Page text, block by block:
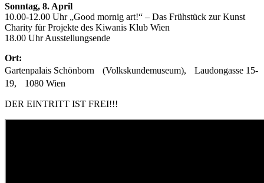
Sonntag, 8. April
10.00-12.00 Uhr „Good mornig art!“ – Das Frühstück zur Kunst
Charity für Projekte des Kiwanis Klub Wien
18.00 Uhr Ausstellungsende
Ort:
Gartenpalais Schönborn (Volkskundemuseum), Laudongasse 15-
19, 1080 Wien
DER EINTRITT IST FREI!!!